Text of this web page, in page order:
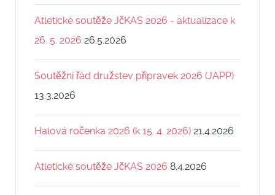
Atletické soutěže JčKAS 2026 - aktualizace k
26. 5. 2026 26.5.2026
Soutěžní řád družstev přípravek 2026 (JAPP)
13.3.2026
Halová ročenka 2026 (k 15. 4. 2026) 21.4.2026
Atletické soutěže JčKAS 2026 8.4.2026